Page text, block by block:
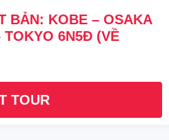
BẢN: KOBE – OSAKA
TOKYO 6N5Đ (VỀ
TOUR